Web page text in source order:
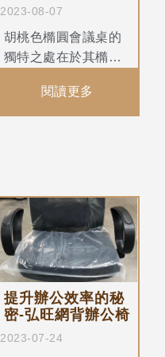
空間
2023-08-07
胡桃色橢圓會議桌的
獨特之處在於其橢圓
形或長方形會議桌，
橢圓形的設計更具有
閱讀更多
提升辦公效率的秘
密-弘旺網背辦公椅
2023-07-24